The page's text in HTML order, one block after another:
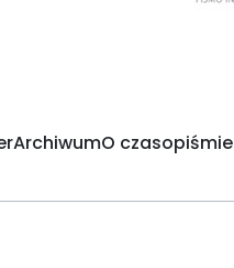
ArchiwumO czasopiśmie